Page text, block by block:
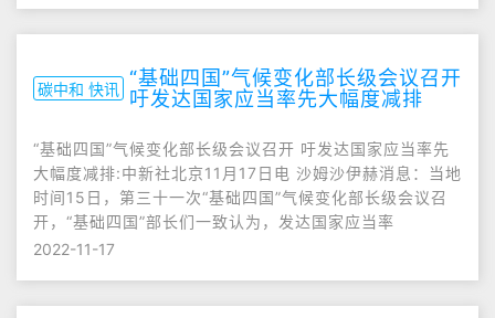
碳中和 快讯 “基础四国”气候变化部长级会议召开
吁发达国家应当率先大幅度减排
“基础四国”气候变化部长级会议召开 吁发达国家应当率先
大幅度减排:中新社北京11月17日电 沙姆沙伊赫消息：当地
时间15日，第三十一次“基础四国”气候变化部长级会议召
开，“基础四国”部长们一致认为，发达国家应当率
2022-11-17